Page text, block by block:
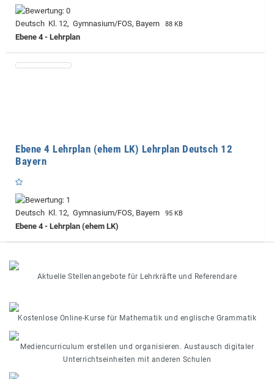
Deutsch Kl. 12, Gymnasium/FOS, Bayern 88 KB
Ebene 4 - Lehrplan
Ebene 4 Lehrplan (ehem LK) Lehrplan Deutsch 12
Bayern
Deutsch Kl. 12, Gymnasium/FOS, Bayern 95 KB
Ebene 4 - Lehrplan (ehem LK)
Aktuelle Stellenangebote für Lehrkräfte und Referendare
Kostenlose Online-Kurse für Mathematik und englische Grammatik
Mediencurriculum erstellen und organisieren. Austausch digitaler
Unterrichtseinheiten mit anderen Schulen